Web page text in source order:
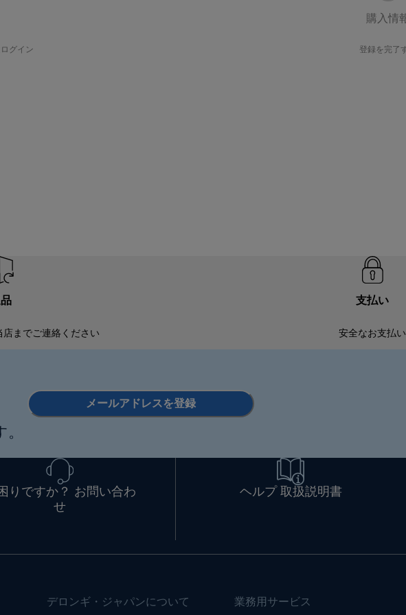
グイン
購入情
登録を完了
までご連絡ください
支払い
安全なお支払い
メールアドレスを登録
りですか？ お問い合わ
せ
ヘルプ 取扱説明書
デロンギ・ジャパンについて 業務用サービス